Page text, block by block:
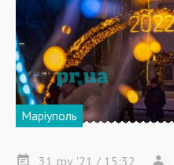
Маріуполь
31 гру '21 / 15:32